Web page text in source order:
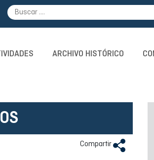
ARCHIVO HISTÓRICO
Compartir